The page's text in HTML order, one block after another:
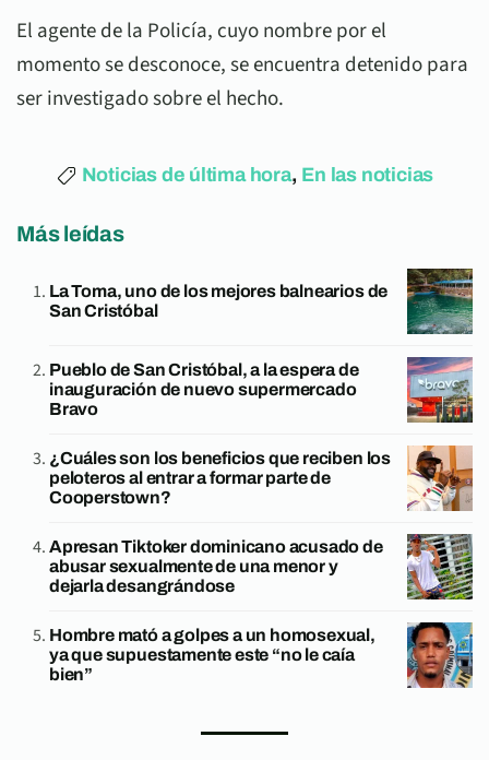
El agente de la Policía, cuyo nombre por el
momento se desconoce, se encuentra detenido para
ser investigado sobre el hecho.
Noticias de última hora, En las noticias
Más leídas
La Toma, uno de los mejores balnearios de
San Cristóbal
Pueblo de San Cristóbal, a la espera de
inauguración de nuevo supermercado
Bravo
¿Cuáles son los beneficios que reciben los
peloteros al entrar a formar parte de
Cooperstown?
Apresan Tiktoker dominicano acusado de
abusar sexualmente de una menor y
dejarla desangrándose
Hombre mató a golpes a un homosexual,
ya que supuestamente este “no le caía
bien”